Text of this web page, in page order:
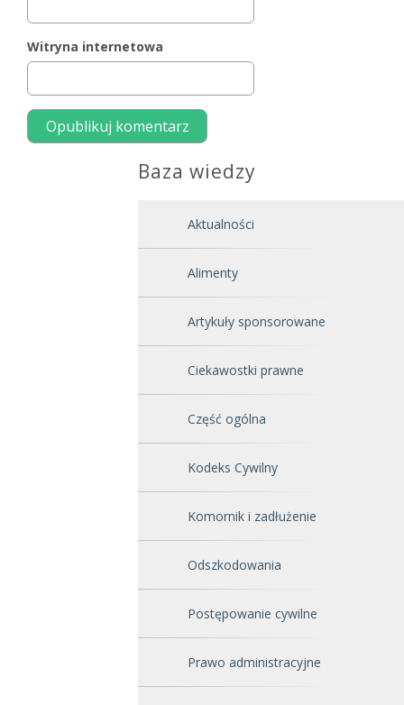
Witryna internetowa
Baza wiedzy
Aktualności
Alimenty
Artykuły sponsorowane
Ciekawostki prawne
Część ogólna
Kodeks Cywilny
Komornik i zadłużenie
Odszkodowania
Postępowanie cywilne
Prawo administracyjne